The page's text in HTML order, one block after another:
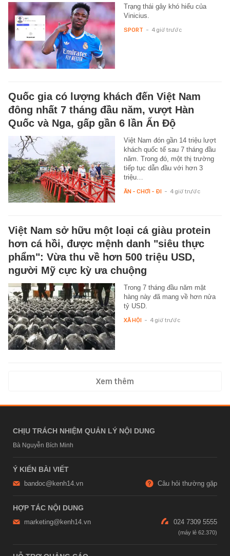
Trạng thái gây khó hiểu của
Vinicius.
SPORT - 4 giờ trước
Quốc gia có lượng khách đến Việt Nam
đông nhất 7 tháng đầu năm, vượt Hàn
Quốc và Nga, gấp gần 6 lần Ấn Độ
Việt Nam đón gần 14 triệu lượt
khách quốc tế sau 7 tháng đầu
năm. Trong đó, một thị trường
tiếp tục dẫn đầu với hơn 3
triệu…
ĂN - CHƠI - ĐI - 4 giờ trước
Việt Nam sở hữu một loại cá giàu protein
hơn cá hồi, được mệnh danh "siêu thực
phẩm": Vừa thu về hơn 500 triệu USD,
người Mỹ cực kỳ ưa chuộng
Trong 7 tháng đầu năm mặt
hàng này đã mang về hơn nửa
tỷ USD.
XÃ HỘI - 4 giờ trước
Xem thêm
CHỊU TRÁCH NHIỆM QUẢN LÝ NỘI DUNG
Bà Nguyễn Bích Minh
Ý KIẾN BÀI VIẾT
bandoc@kenh14.vn Câu hỏi thường gặp
HỢP TÁC NỘI DUNG
marketing@kenh14.vn 024 7309 5555